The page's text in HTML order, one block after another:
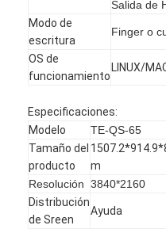
Pizarra inteligente
Tablero interactivo del
Marco infrarrojo del
Soporte interactivo de
Cámara del
proyector
Quiosco de la pantalla
Salida de
Modo de
escritura
Finger o
OS de
funcionamiento
LINUX/
Especificaciones:
Modelo
TE-QS-65
Tamaño del
producto
m
Resolución 3840*2160
Distribución
de Sreen
Ayuda